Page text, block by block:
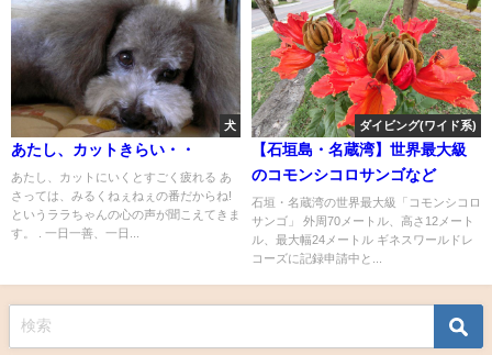
犬
あたし、カットきらい・・
あたし、カットにいくとすごく疲れる あ
さっては、みるくねぇねぇの番だからね!
というララちゃんの心の声が聞こえてきま
す。 . 一日一善、一日...
ダイビング(ワイド系)
【石垣島・名蔵湾】世界最大級
のコモンシコロサンゴなど
石垣・名蔵湾の世界最大級「コモンシコロ
サンゴ」 外周70メートル、高さ12メート
ル、最大幅24メートル ギネスワールドレ
コーズに記録申請中と...